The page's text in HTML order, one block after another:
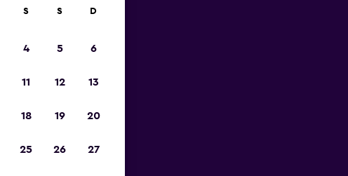
S S D
4 5 6
11 12 13
18 19 20
25 26 27